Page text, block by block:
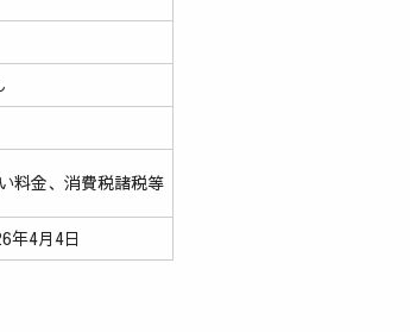
料金、消費税諸税等
年4月4日